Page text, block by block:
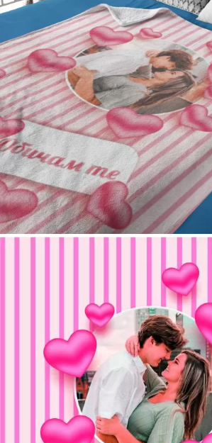
Сподели Tweet
Марка: GiftBG
Одеяло "Обичам те"